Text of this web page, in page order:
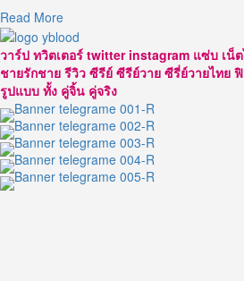
Read MoreRead
more
about
ส่อง
ประวัติ
คิว
พี
ชิน
ดนัย
หนุ่ม
วาร์ป ทวิตเตอร์ twitter instagram แซ่บ เน็
ชายรักชาย รีวิว ซีรีย์ ซีรีย์วาย ซีรี่ย์วายไทย
รูปแบบ ทั้ง คู่จิ้น คู่จริง